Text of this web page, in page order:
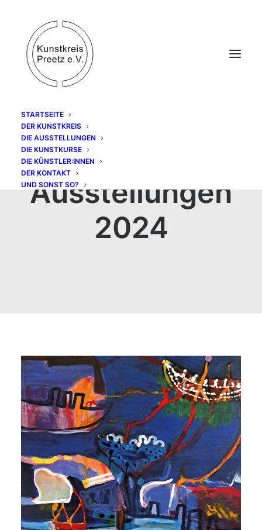
STARTSEITE
DER KUNSTKREIS
DIE AUSSTELLUNGEN
DIE KUNSTKURSE
DIE KÜNSTLER:INNEN
DER KONTAKT
UND SONST SO?
Ausstellungen
2024